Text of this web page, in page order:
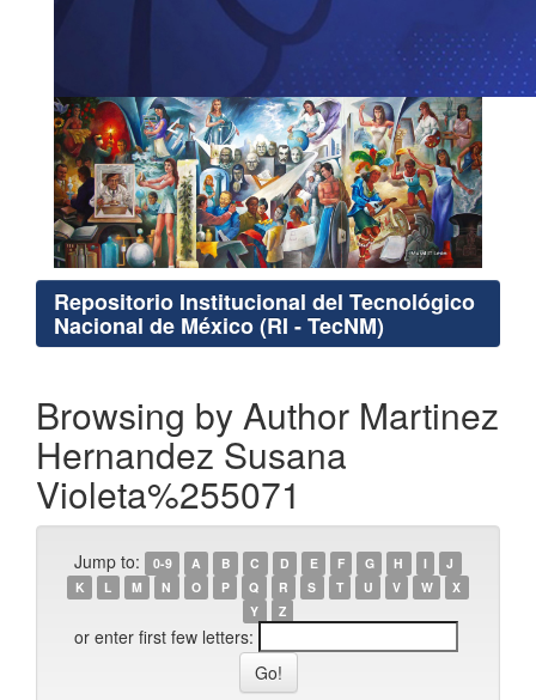
Repositorio Institucional del Tecnológico
Nacional de México (RI - TecNM)
Browsing by Author Martinez
Hernandez Susana
Violeta%255071
Jump to: 0-9 A B C D E F G H I
J
K
L M N O P Q R S T U V W
X
Y
Z
or enter first few letters: